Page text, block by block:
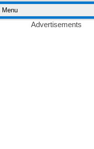
Advertisements